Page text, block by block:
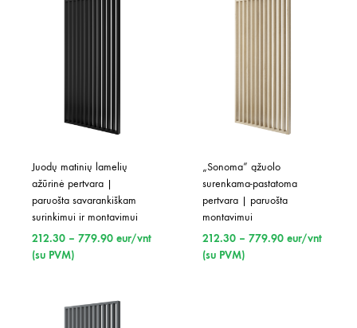
Juodų matinių lamelių
ažūrinė pertvara |
paruošta savarankiškam
surinkimui ir montavimui
212.30 – 779.90Price
779.90
eur/vnt
(su PVM)
„Sonoma” ąžuolo
surenkama-pastatoma
pertvara | paruošta
montavimui
212.30 – 779.90Price
eur/vnt
(su PVM)